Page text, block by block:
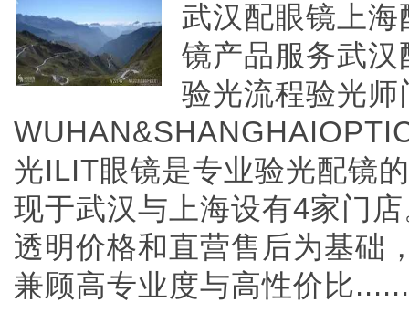
武汉配眼镜上
镜产品服务武
验光流程验光
光ILIT眼镜是专业验光配镜
现于武汉与上海设有4家门
透明价格和直营售后为基础
兼顾高专业度与高性价比......